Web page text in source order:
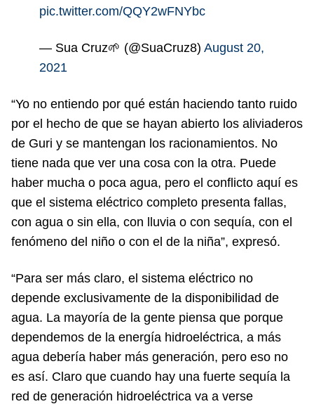
pic.twitter.com/QQY2wFNYbc
— Sua Cruz🌱 (@SuaCruz8) August 20,
2021
“Yo no entiendo por qué están haciendo tanto ruido
por el hecho de que se hayan abierto los aliviaderos
de Guri y se mantengan los racionamientos. No
tiene nada que ver una cosa con la otra. Puede
haber mucha o poca agua, pero el conflicto aquí es
que el sistema eléctrico completo presenta fallas,
con agua o sin ella, con lluvia o con sequía, con el
fenómeno del niño o con el de la niña”, expresó.
“Para ser más claro, el sistema eléctrico no
depende exclusivamente de la disponibilidad de
agua. La mayoría de la gente piensa que porque
dependemos de la energía hidroeléctrica, a más
agua debería haber más generación, pero eso no
es así. Claro que cuando hay una fuerte sequía la
red de generación hidroeléctrica va a verse